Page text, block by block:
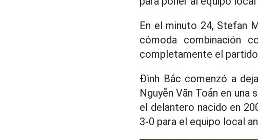
En el minuto 24, Stefan
cómoda combinación
completamente el
Đình Bắc comenzó a
Nguyễn Văn Toản en
el delantero nacido en
3-0 para el equipo local